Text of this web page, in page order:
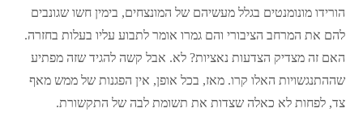
הורידו מונומנטים בגלל מעשיהם של המונצחים, בימין חשו שגונבים
להם את המרחב הציבורי והם גמרו אומר לתבוע עליו בעלות בחזרה.
האם זה מצדיק הצדעות נאציות? לא. אבל קשה להגיד שזה מפתיע
שההתנגשויות האלו קרו. מאז, בכל אופן, אין הפגנות של ממש מאף
צד, לפחות לא כאלה שצדות את תשומת לבה של התקשורת.